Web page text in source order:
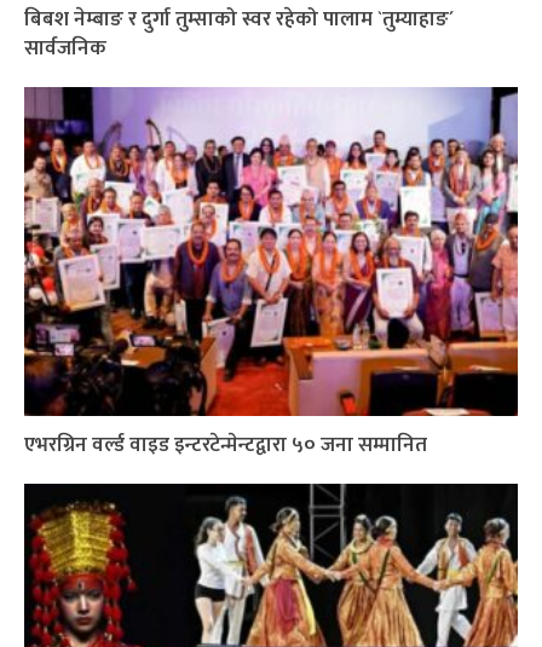
बिबश नेम्बाङ र दुर्गा तुम्साको स्वर रहेको पालाम `तुम्याहाङ´
सार्वजनिक
एभरग्रिन वर्ल्ड वाइड इन्टरटेन्मेन्टद्वारा ५० जना सम्मानित